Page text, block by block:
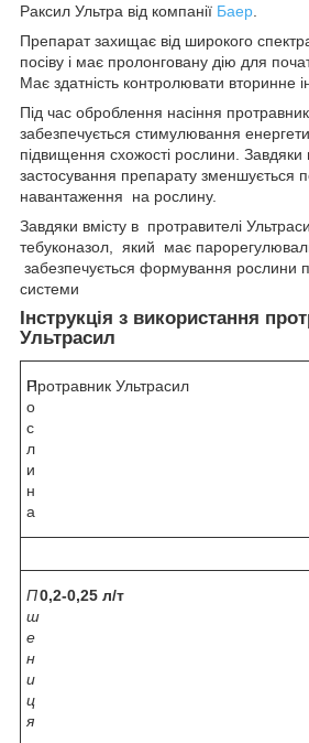
Раксил Ультра від компанії Баер
Препарат захищає від широкого
посіву і має пролонговану дію для
Має здатність контролювати вторинне
Під час оброблення насіння
забезпечується стимулювання
підвищення схожості рослини. Завдяки
застосування препарату зменшується
навантаження на рослину.
Завдяки вмісту в протравителі
тебуконазол, який має
забезпечується формування рослини
системи
Інструкція з використання
Ультрасил
Р
о
с
л
и
н
а
Протравник Ультрасил
П
ш
е
н
и
ц
я
0,2-0,25 л/т